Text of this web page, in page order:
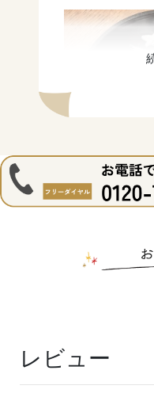
1.好きな野菜を細切りに
レビュー